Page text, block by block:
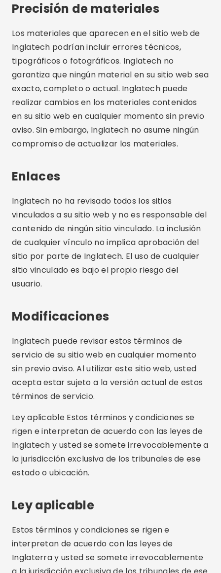
Precisión de materiales
Los materiales que aparecen en el sitio web de
Inglatech podrían incluir errores técnicos,
tipográficos o fotográficos. Inglatech no
garantiza que ningún material en su sitio web sea
exacto, completo o actual. Inglatech puede
realizar cambios en los materiales contenidos
en su sitio web en cualquier momento sin previo
aviso. Sin embargo, Inglatech no asume ningún
compromiso de actualizar los materiales.
Enlaces
Inglatech no ha revisado todos los sitios
vinculados a su sitio web y no es responsable del
contenido de ningún sitio vinculado. La inclusión
de cualquier vínculo no implica aprobación del
sitio por parte de Inglatech. El uso de cualquier
sitio vinculado es bajo el propio riesgo del
usuario.
Modificaciones
Inglatech puede revisar estos términos de
servicio de su sitio web en cualquier momento
sin previo aviso. Al utilizar este sitio web, usted
acepta estar sujeto a la versión actual de estos
términos de servicio.
Ley aplicable Estos términos y condiciones se
rigen e interpretan de acuerdo con las leyes de
Inglatech y usted se somete irrevocablemente a
la jurisdicción exclusiva de los tribunales de ese
estado o ubicación.
Ley aplicable
Estos términos y condiciones se rigen e
interpretan de acuerdo con las leyes de
Inglaterra y usted se somete irrevocablemente